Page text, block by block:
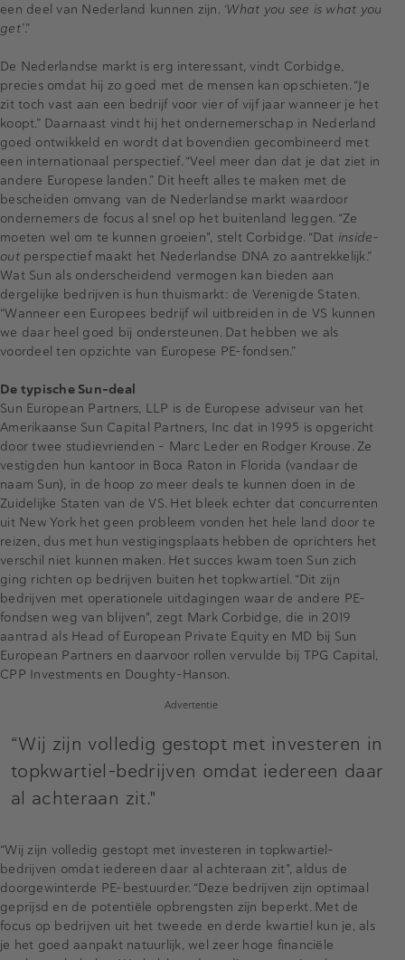
een deel van Nederland kunnen zijn. ‘What you see is what you
get’.”
De Nederlandse markt is erg interessant, vindt Corbidge,
precies omdat hij zo goed met de mensen kan opschieten. “Je
zit toch vast aan een bedrijf voor vier of vijf jaar wanneer je het
koopt.” Daarnaast vindt hij het ondernemerschap in Nederland
goed ontwikkeld en wordt dat bovendien gecombineerd met
een internationaal perspectief. “Veel meer dan dat je dat ziet in
andere Europese landen.” Dit heeft alles te maken met de
bescheiden omvang van de Nederlandse markt waardoor
ondernemers de focus al snel op het buitenland leggen. “Ze
moeten wel om te kunnen groeien", stelt Corbidge. “Dat inside-
outperspectief maakt het Nederlandse DNA zo aantrekkelijk.”
Wat Sun als onderscheidend vermogen kan bieden aan
dergelijke bedrijven is hun thuismarkt: de Verenigde Staten.
“Wanneer een Europees bedrijf wil uitbreiden in de VS kunnen
we daar heel goed bij ondersteunen. Dat hebben we als
voordeel ten opzichte van Europese PE-fondsen.”
De typische Sun-deal
Sun European Partners, LLP is de Europese adviseur van het
Amerikaanse Sun Capital Partners, Inc dat in 1995 is opgericht
door twee studievrienden - Marc Leder en Rodger Krouse. Ze
vestigden hun kantoor in Boca Raton in Florida (vandaar de
naam Sun), in de hoop zo meer deals te kunnen doen in de
Zuidelijke Staten van de VS. Het bleek echter dat concurrenten
uit New York het geen probleem vonden het hele land door te
reizen, dus met hun vestigingsplaats hebben de oprichters het
verschil niet kunnen maken. Het succes kwam toen Sun zich
ging richten op bedrijven buiten het topkwartiel. “Dit zijn
bedrijven met operationele uitdagingen waar de andere PE-
fondsen weg van blijven", zegt Mark Corbidge, die in 2019
aantrad als Head of European Private Equity en MD bij Sun
European Partners en daarvoor rollen vervulde bij TPG Capital,
CPP Investments en Doughty-Hanson.
Advertentie
“Wij zijn volledig gestopt met investeren in
topkwartiel-bedrijven omdat iedereen daar
al achteraan zit."
“Wij zijn volledig gestopt met investeren in topkwartiel-
bedrijven omdat iedereen daar al achteraan zit", aldus de
doorgewinterde PE-bestuurder. “Deze bedrijven zijn optimaal
geprijsd en de potentiële opbrengsten zijn beperkt. Met de
focus op bedrijven uit het tweede en derde kwartiel kun je, als
je het goed aanpakt natuurlijk, wel zeer hoge financiële